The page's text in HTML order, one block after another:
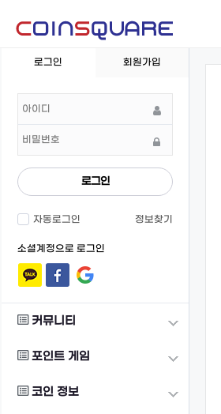
로그인 회원가입
로그인
자동로그인 정보찾기
소셜계정으로 로그인
커뮤니티
포인트 게임
코인 정보